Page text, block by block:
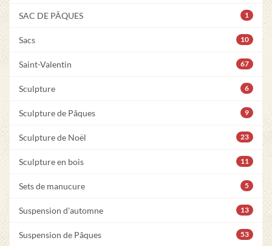
SAC DE PÂQUES 1
Sacs 10
Saint-Valentin 67
Sculpture 6
Sculpture de Pâques 9
Sculpture de Noël 23
Sculpture en bois 11
Sets de manucure 5
Suspension d'automne 13
Suspension de Pâques 53